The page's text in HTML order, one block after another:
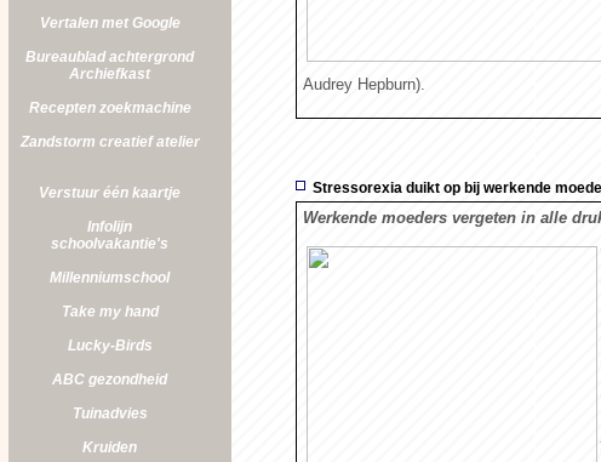
Vertalen met Google
Bureaublad achtergrond
Archiefkast
Recepten zoekmachine
Zandstorm creatief atelier
Verstuur één kaartje
Infolijn
schoolvakantie's
Millenniumschool
Take my hand
Lucky-Birds
ABC gezondheid
Tuinadvies
Kruiden
Audrey Hepburn).
Stressorexia duikt op bij werkende
Werkende moeders vergeten in alle